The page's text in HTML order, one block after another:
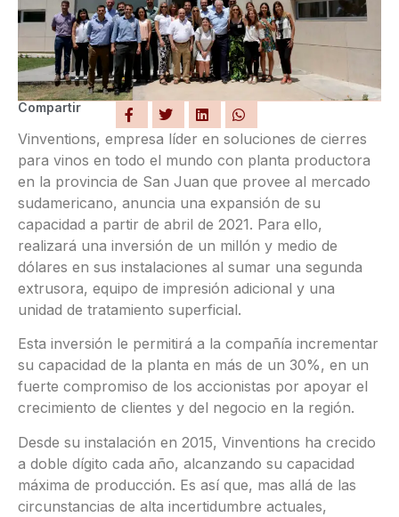
Compartir
Vinventions, empresa líder en soluciones de cierres
para vinos en todo el mundo con planta productora
en la provincia de San Juan que provee al mercado
sudamericano, anuncia una expansión de su
capacidad a partir de abril de 2021. Para ello,
realizará una inversión de un millón y medio de
dólares en sus instalaciones al sumar una segunda
extrusora, equipo de impresión adicional y una
unidad de tratamiento superficial.
Esta inversión le permitirá a la compañía incrementar
su capacidad de la planta en más de un 30%, en un
fuerte compromiso de los accionistas por apoyar el
crecimiento de clientes y del negocio en la región.
Desde su instalación en 2015, Vinventions ha crecido
a doble dígito cada año, alcanzando su capacidad
máxima de producción. Es así que, mas allá de las
circunstancias de alta incertidumbre actuales,